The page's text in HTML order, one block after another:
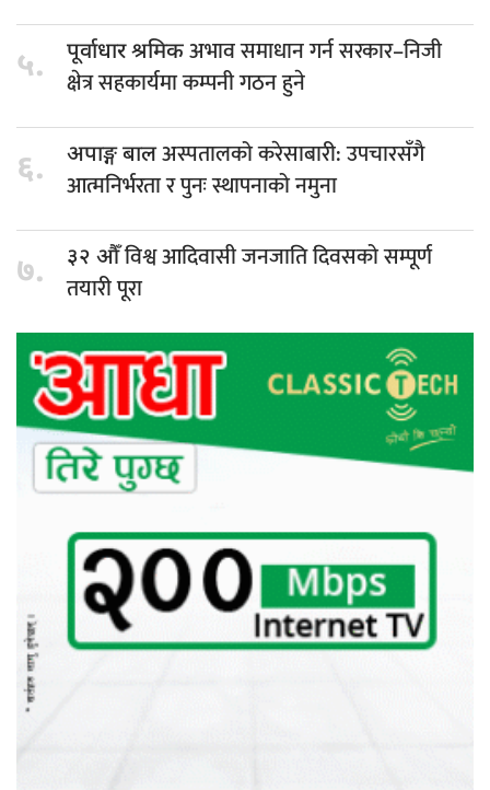
५. पूर्वाधार श्रमिकअभाव समाधान गर्न सरकार–निजी
क्षेत्र सहकार्यमा कम्पनी गठन हुने
६. अपाङ्ग बालअस्पतालको करेसाबारी: उपचारसँगै
आत्मनिर्भरता र पुनः स्थापनाको नमुना
७. ३२ औँविश्व आदिवासी जनजाति दिवसको सम्पूर्ण
तयारी पूरा